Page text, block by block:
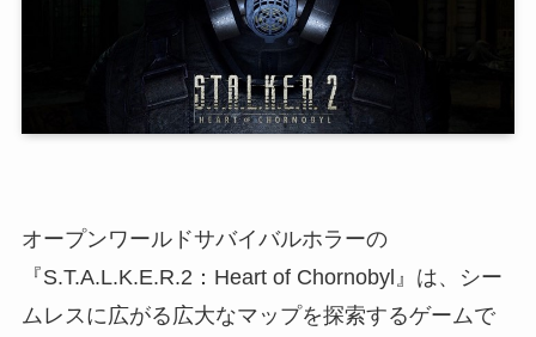
オープンワールドサバイバルホラーの
『S.T.A.L.K.E.R.2：Heart of Chornobyl』は、シー
ムレスに広がる広大なマップを探索するゲームで